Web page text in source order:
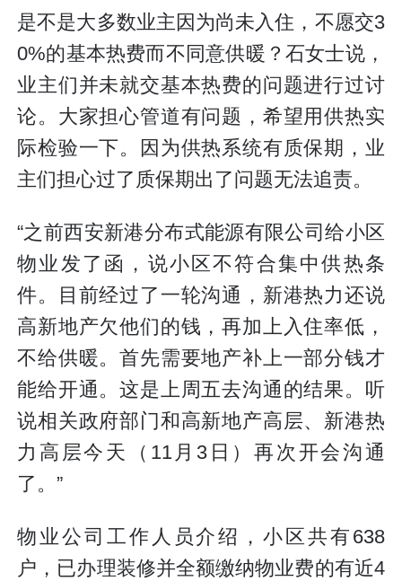
是不是大多数业主因为尚未入住，不愿交3
0%的基本热费而不同意供暖？石女士说，
业主们并未就交基本热费的问题进行过讨
论。大家担心管道有问题，希望用供热实
际检验一下。因为供热系统有质保期，业
主们担心过了质保期出了问题无法追责。
“之前西安新港分布式能源有限公司给小区
物业发了函，说小区不符合集中供热条
件。目前经过了一轮沟通，新港热力还说
高新地产欠他们的钱，再加上入住率低，
不给供暖。首先需要地产补上一部分钱才
能给开通。这是上周五去沟通的结果。听
说相关政府部门和高新地产高层、新港热
力高层今天（11月3日）再次开会沟通
了。”
物业公司工作人员介绍，小区共有638
户，已办理装修并全额缴纳物业费的有近4